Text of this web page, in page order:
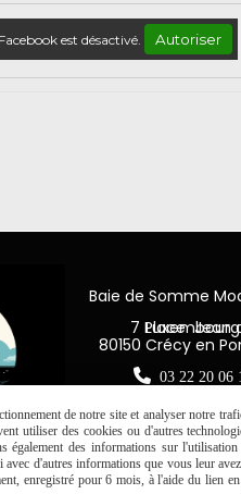
Facebook est désactivé. Autoriser
Baie de Somme
7 Place Jean de Luxembourg
80150 Crécy en
 03 22 20 06
de notre site et analyser notre
utiliser des cookies ou d'autres
également des informations sur
d'autres informations que vous leur
enregistré pour 6 mois, à l'aide du lien